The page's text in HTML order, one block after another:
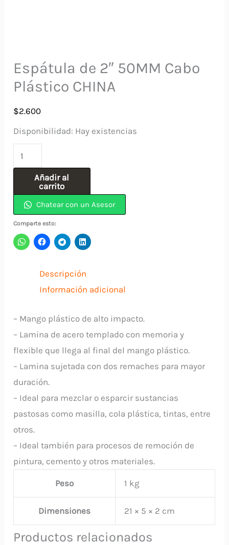
Espátula de 2″ 50MM Cabo
Plástico CHINA
$2.600
Disponibilidad: Hay existencias
de
50MM
Cabo
Plástico
CHINA
Añadir al
carrito
Chatear con un Asesor
Comparte esto:
Descripción
Información adicional
– Mango plástico de alto impacto.
– Lamina de acero templado con memoria y
flexible que llega al final del mango plástico.
– Lamina sujetada con dos remaches para mayor
duración.
– Ideal para mezclar o esparcir sustancias
pastosas como masilla, cola plástica, tintas, entre
otros.
– Ideal también para procesos de remoción de
pintura, cemento y otros materiales.
Peso 1 kg
Dimensiones 21 × 5 × 2 cm
Productos relacionados